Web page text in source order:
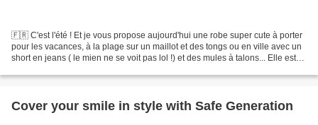
🇫🇷 C'est l'été ! Et je vous propose aujourd'hui une robe super cute à porter
pour les vacances, à la plage sur un maillot et des tongs ou en ville avec un
short en jeans ( le mien ne se voit pas lol !) et des mules à talons... Elle est
Cover your smile in style with Safe Generation